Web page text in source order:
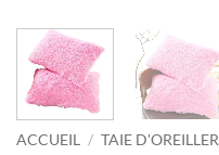
ACCUEIL / TAIE D'OREILLER